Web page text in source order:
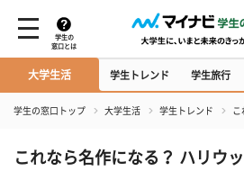
学生の
窓口とは
大学生活 学生トレンド 学生旅行
学生の窓口トップ 大学生活 学生トレンド こ
これなら名作になる？ ハリウ